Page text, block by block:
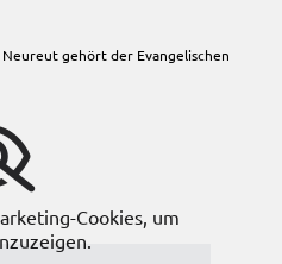
Neureut gehört der Evangelischen
Cookies, um